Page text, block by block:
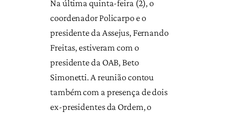
Na última quinta-feira (2), o
coordenador Policarpo e o
presidente da Assejus, Fernando
Freitas, estiveram com o
presidente da OAB, Beto
Simonetti. A reunião contou
também com a presença de dois
ex-presidentes da Ordem, o